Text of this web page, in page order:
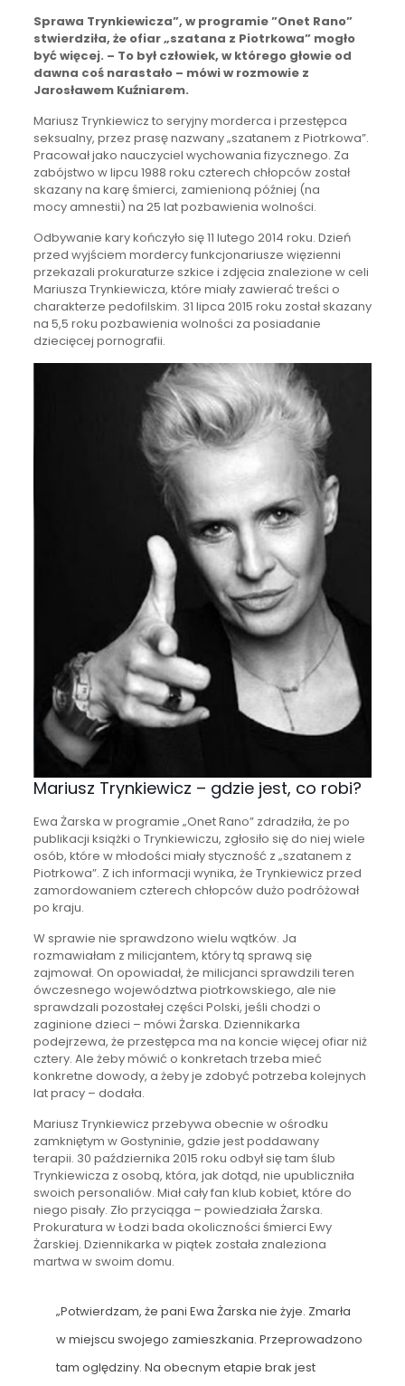
Sprawa Trynkiewicza”, w programie ”Onet Rano”
stwierdziła, że ofiar „szatana z Piotrkowa” mogło
być więcej. – To był człowiek, w którego głowie od
dawna coś narastało – mówi w rozmowie z
Jarosławem Kuźniarem.
Mariusz Trynkiewicz to seryjny morderca i przestępca
seksualny, przez prasę nazwany „szatanem z Piotrkowa”.
Pracował jako nauczyciel wychowania fizycznego. Za
zabójstwo w lipcu 1988 roku czterech chłopców został
skazany na karę śmierci, zamienioną później (na
mocy amnestii) na 25 lat pozbawienia wolności.
Odbywanie kary kończyło się 11 lutego 2014 roku. Dzień
przed wyjściem mordercy funkcjonariusze więzienni
przekazali prokuraturze szkice i zdjęcia znalezione w celi
Mariusza Trynkiewicza, które miały zawierać treści o
charakterze pedofilskim. 31 lipca 2015 roku został skazany
na 5,5 roku pozbawienia wolności za posiadanie
dziecięcej pornografii.
Mariusz Trynkiewicz – gdzie jest, co robi?
Ewa Żarska w programie „Onet Rano” zdradziła, że po
publikacji książki o Trynkiewiczu, zgłosiło się do niej wiele
osób, które w młodości miały styczność z „szatanem z
Piotrkowa”. Z ich informacji wynika, że Trynkiewicz przed
zamordowaniem czterech chłopców dużo podróżował
po kraju.
W sprawie nie sprawdzono wielu wątków. Ja
rozmawiałam z milicjantem, który tą sprawą się
zajmował. On opowiadał, że milicjanci sprawdzili teren
ówczesnego województwa piotrkowskiego, ale nie
sprawdzali pozostałej części Polski, jeśli chodzi o
zaginione dzieci – mówi Żarska. Dziennikarka
podejrzewa, że przestępca ma na koncie więcej ofiar niż
cztery. Ale żeby mówić o konkretach trzeba mieć
konkretne dowody, a żeby je zdobyć potrzeba kolejnych
lat pracy – dodała.
Mariusz Trynkiewicz przebywa obecnie w ośrodku
zamkniętym w Gostyninie, gdzie jest poddawany
terapii. 30 października 2015 roku odbył się tam ślub
Trynkiewicza z osobą, która, jak dotąd, nie upubliczniła
swoich personaliów. Miał cały fan klub kobiet, które do
niego pisały. Zło przyciąga – powiedziała Żarska.
Prokuratura w Łodzi bada okoliczności śmierci Ewy
Żarskiej. Dziennikarka w piątek została znaleziona
martwa w swoim domu.
„Potwierdzam, że pani Ewa Żarska nie żyje. Zmarła
w miejscu swojego zamieszkania. Przeprowadzono
tam oględziny. Na obecnym etapie brak jest